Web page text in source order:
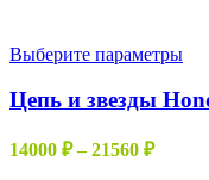
на
–
Выберите параметры
Цепь и звезды
14000 ₽ – 21560 ₽